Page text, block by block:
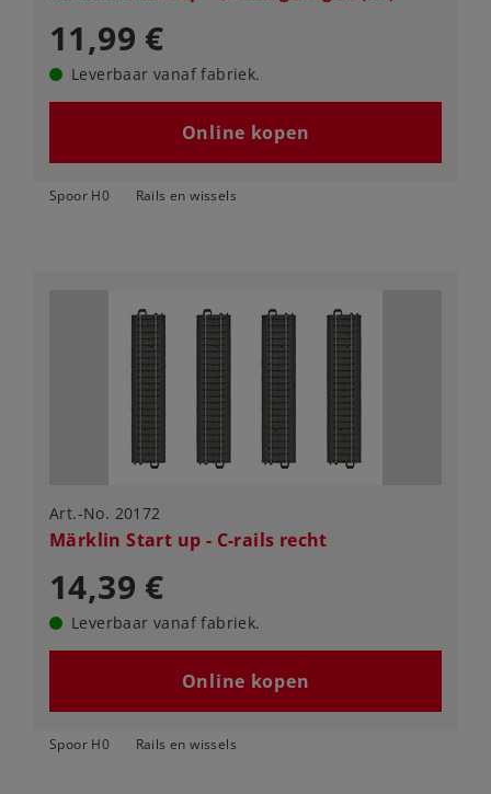
11,99 €
Leverbaar vanaf fabriek.
Online kopen
Spoor H0 Rails en wissels
Art.-No. 20172
Märklin Start up - C-rails recht
14,39 €
Leverbaar vanaf fabriek.
Online kopen
Spoor H0 Rails en wissels